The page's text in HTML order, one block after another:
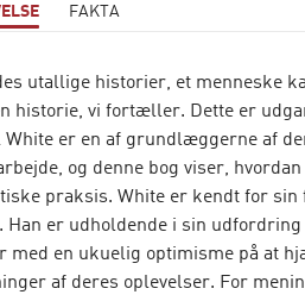
FAKTA
utallige historier, et menneske
historie, vi fortæller. Dette er
White er en af grundlæggerne af
og denne bog viser,
praksis. White er kendt for
Han er udholdende i sin
med en ukuelig optimisme på at
af deres oplevelser. For